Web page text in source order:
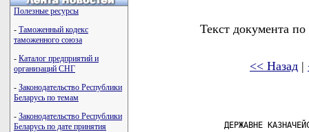
Полезные ресурсы
- Таможенный кодекс
таможенного союза
- Каталог предприятий и
организаций СНГ
- Законодательство Республики
Беларусь по темам
- Законодательство Республики
Беларусь по дате принятия
Текст документа
<< Назад |
ДЕРЖАВНЕ